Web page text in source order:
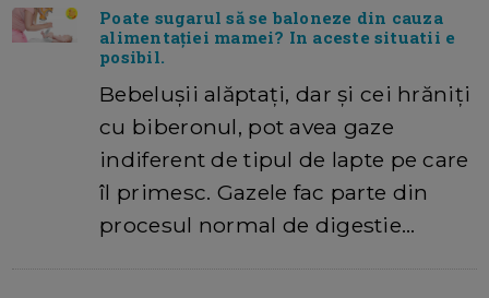
Poate sugarul să se baloneze din cauza
alimentației mamei? In aceste situatii e
posibil.
Bebelușii alăptați, dar și cei hrăniți
cu biberonul, pot avea gaze
indiferent de tipul de lapte pe care
îl primesc. Gazele fac parte din
procesul normal de digestie…